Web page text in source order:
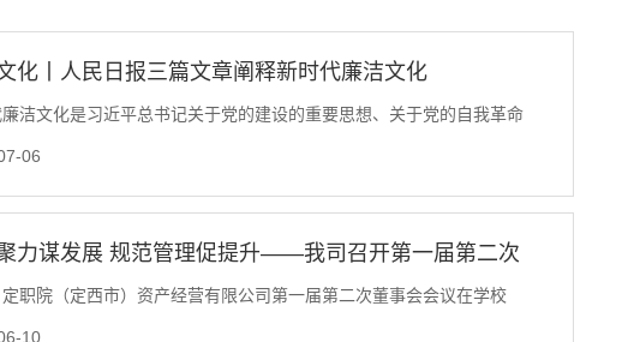
化丨人民日报三篇文章阐释新时代廉洁文化
洁文化是习近平总书记关于党的建设的重要思想、关于党的自我革命
想的原创性概念、标识性概念。习近平总书记强调：“要加强新时代廉
设”“用廉洁文化滋养身心”。加强新时代廉洁文化建设，是推进党的自
须长期抓好的重大政治任务，是打好反腐败斗争攻坚战、持久战、总
项基础性工程。二十届中央纪委四次全会提出，制定新时代廉洁文化
06
力谋发展 规范管理促提升——我司召开第一届第二次
职院（定西市）资产经营有限公司第一届第二次董事会会议在学校
10